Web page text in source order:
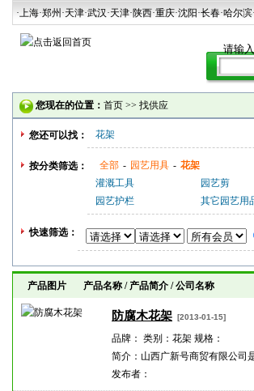
·上海·郑州 ·天津·武汉·天津·陕西·重庆·沈阳·长春·哈尔
您现在的位置： 首页 >> 找供应
您还可以找： 花架
按分类筛选： 全部 - 园艺用具 - 花架
灌溉工具
园艺剪
园艺护栏
其它园艺用
快速筛选：
产品图片 产品名称 / 产品简介 / 公司名称
防腐木花架 [2013-01-15]
品牌： 类别：花架 规格：
简介：山西广新号商贸有限公司
发布者：